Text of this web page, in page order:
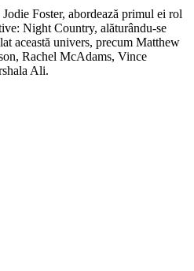
Foster, abordează primul ei rol
Night Country, alăturându-se
această univers, precum Matthew
Rachel McAdams, Vince
Ali.